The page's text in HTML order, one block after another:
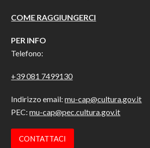
COME RAGGIUNGERCI
PER INFO
Telefono:
+39 081 7499130
Indirizzo email:mu-cap@cultura.gov.it
PEC:mu-cap@pec.cultura.gov.it
CONTATTACI